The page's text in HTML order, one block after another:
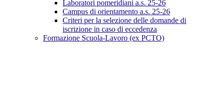
Laboratori pomeridiani a.s. 25-26
Campus di orientamento a.s. 25-26
Criteri per la selezione delle domande di
iscrizione in caso di eccedenza
Formazione Scuola-Lavoro (ex PCTO)